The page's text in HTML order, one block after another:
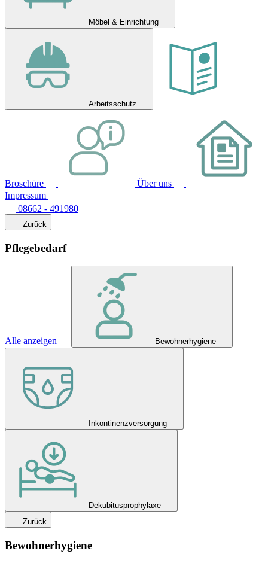
Möbel & Einrichtung
Arbeitsschutz
Broschüre
Über uns
Impressum
08662 - 491980
Zurück
Pflegebedarf
Alle anzeigen Bewohnerhygiene
Inkontinenzversorgung
Dekubitusprophylaxe
Zurück
Bewohnerhygiene